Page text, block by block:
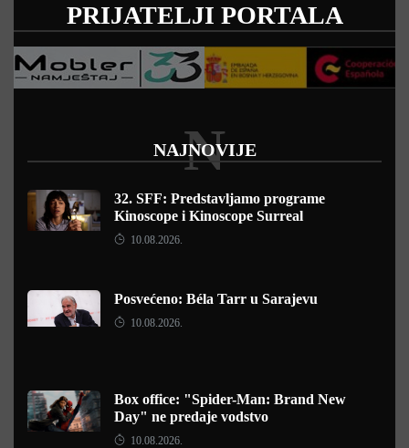
PRIJATELJI PORTALA
NAJNOVIJE
N
32. SFF: Predstavljamo programe
Kinoscope i Kinoscope Surreal
10.08.2026.
Posvećeno: Béla Tarr u Sarajevu
10.08.2026.
Box office: "Spider-Man: Brand New
Day" ne predaje vodstvo
10.08.2026.